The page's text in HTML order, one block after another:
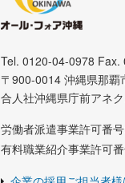
Tel. 0120-04-0978 Fax.
〒900-0014 沖縄県那覇
合人社沖縄県庁前アネ
労働者派遣事業許可番
有料職業紹介事業許可